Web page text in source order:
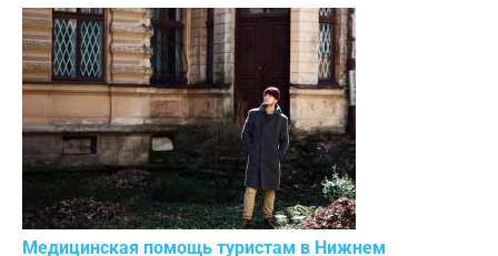
Медицинская помощь туристам в Нижнем